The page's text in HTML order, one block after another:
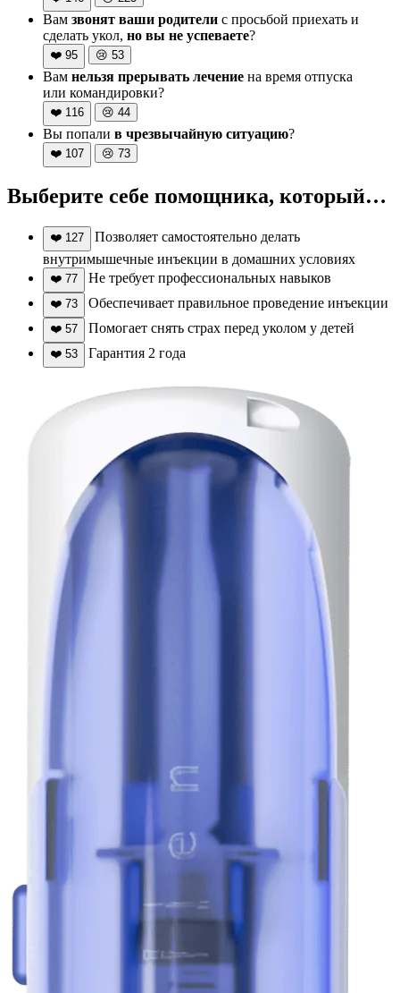
Вам звонят ваши родители с просьбой приехать и
сделать укол, но вы не успеваете?
❤️ 95 😢 53
Вам нельзя прерывать лечение на время отпуска
или командировки?
❤️ 116 😢 44
Вы попали в чрезвычайную ситуацию?
❤️ 107 😢 73
Выберите себе помощника, который…
❤️ 127
Позволяет самостоятельно делать
внутримышечные инъекции в домашних условиях
❤️ 77 Не требует профессиональных навыков
❤️ 73 Обеспечивает правильное проведение инъекции
❤️ 57 Помогает снять страх перед уколом у детей
❤️ 53 Гарантия 2 года